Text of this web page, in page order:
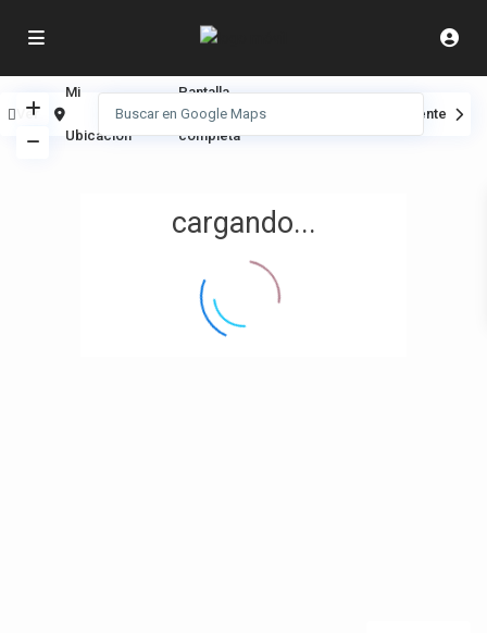
cargando...
Ver
Mi
Ubicación
Pantalla
completa
Siguiente